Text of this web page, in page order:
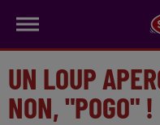
UN LOUP
NON, "POGO" !